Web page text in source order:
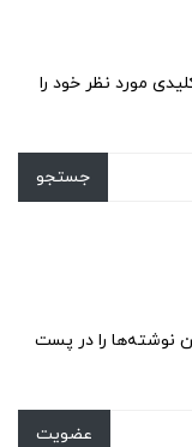
مورد نظر خود را
جستجو
نوشته‌ها را در پست
عضویت